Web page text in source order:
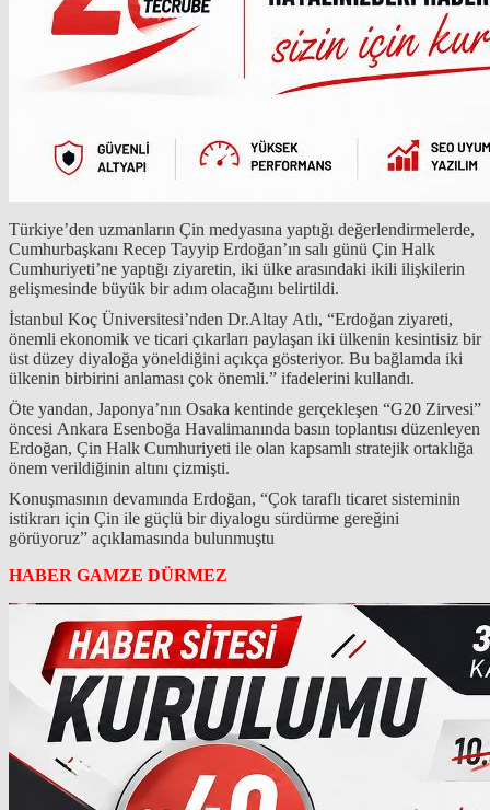
Türkiye’den uzmanların Çin medyasına yaptığı değerlendirmelerde,
Cumhurbaşkanı Recep Tayyip Erdoğan’ın salı günü Çin Halk
Cumhuriyeti’ne yaptığı ziyaretin, iki ülke arasındaki ikili ilişkilerin
gelişmesinde büyük bir adım olacağını belirtildi.
İstanbul Koç Üniversitesi’nden Dr.Altay Atlı, “Erdoğan ziyareti,
önemli ekonomik ve ticari çıkarları paylaşan iki ülkenin kesintisiz bir
üst düzey diyaloğa yöneldiğini açıkça gösteriyor. Bu bağlamda iki
ülkenin birbirini anlaması çok önemli.” ifadelerini kullandı.
Öte yandan, Japonya’nın Osaka kentinde gerçekleşen “G20 Zirvesi”
öncesi Ankara Esenboğa Havalimanında basın toplantısı düzenleyen
Erdoğan, Çin Halk Cumhuriyeti ile olan kapsamlı stratejik ortaklığa
önem verildiğinin altını çizmişti.
Konuşmasının devamında Erdoğan, “Çok taraflı ticaret sisteminin
istikrarı için Çin ile güçlü bir diyalogu sürdürme gereğini
görüyoruz” açıklamasında bulunmuştu
HABER GAMZE DÜRMEZ